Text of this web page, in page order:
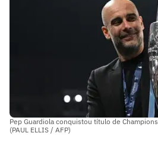
Pep Guardiola conquistou título de
(PAUL ELLIS / AFP)